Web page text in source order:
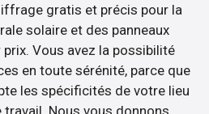
gratis et précis pour la
solaire et des panneaux
Vous avez la possibilité
en toute sérénité, parce que
les spécificités de votre lieu
Nous vous donnons